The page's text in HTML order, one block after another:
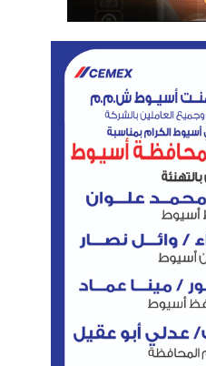
نسخ الرابط